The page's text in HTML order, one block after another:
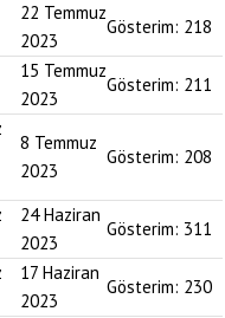
22 Temmuz
2023
Gösterim: 218
15 Temmuz
2023
Gösterim: 211
8 Temmuz
2023
Gösterim: 208
24 Haziran
2023
Gösterim: 311
17 Haziran
2023
Gösterim: 230